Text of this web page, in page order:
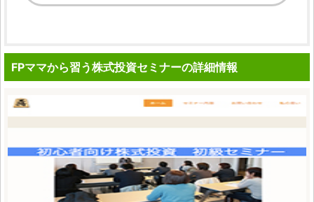
FPママから習う株式投資セミナーの詳細情報